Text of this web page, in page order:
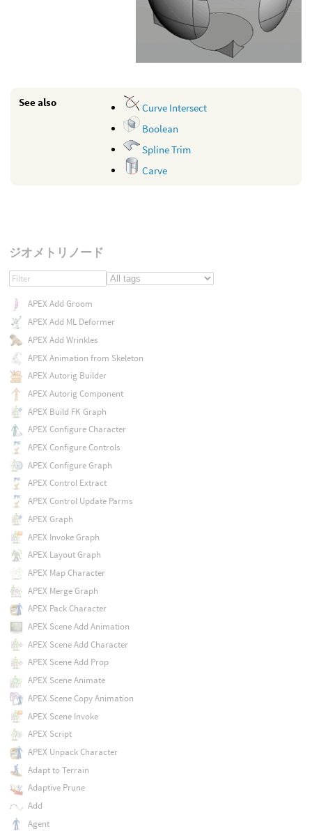
See also
Curve Intersect
Boolean
Spline Trim
Carve
ジオメトリノード
APEX Add Groom
APEX Add ML Deformer
APEX Add Wrinkles
APEX Animation from Skeleton
APEX Autorig Builder
APEX Autorig Component
APEX Build FK Graph
APEX Configure Character
APEX Configure Controls
APEX Configure Graph
APEX Control Extract
APEX Control Update Parms
APEX Graph
APEX Invoke Graph
APEX Layout Graph
APEX Map Character
APEX Merge Graph
APEX Pack Character
APEX Scene Add Animation
APEX Scene Add Character
APEX Scene Add Prop
APEX Scene Animate
APEX Scene Copy Animation
APEX Scene Invoke
APEX Script
APEX Unpack Character
Adapt to Terrain
Adaptive Prune
Add
Agent